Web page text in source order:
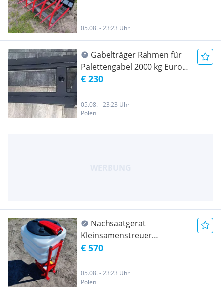
05.08. - 23:23 Uhr
Gabelträger Rahmen für
Palettengabel 2000 kg Euro
Fem 2 ISO 2
€ 230
05.08. - 23:23 Uhr
Polen
Nachsaatgerät
Kleinsamenstreuer
Schneckenkornstreuer
€ 570
05.08. - 23:23 Uhr
Polen